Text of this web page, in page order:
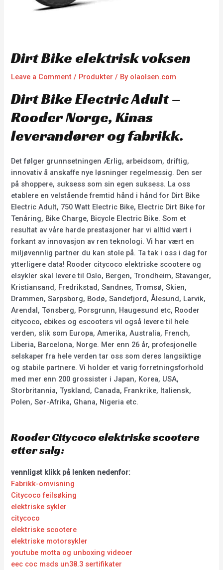
Dirt Bike elektrisk voksen
Leave a Comment / Produkter / By olaolsen.com
Dirt Bike Electric Adult –
Rooder Norge, Kinas
leverandører og fabrikk.
Det følger grunnsetningen Ærlig, arbeidsom, driftig,
innovativ å anskaffe nye løsninger regelmessig. Den ser
på shoppere, suksess som sin egen suksess. La oss
etablere en velstående fremtid hånd i hånd for Dirt Bike
Electric Adult, 750 Watt Electric Bike, Electric Dirt Bike for
Tenåring, Bike Charge, Bicycle Electric Bike. Som et
resultat av våre harde prestasjoner har vi alltid vært i
forkant av innovasjon av ren teknologi. Vi har vært en
miljøvennlig partner du kan stole på. Ta tak i oss i dag for
ytterligere data! Rooder citycoco elektriske scootere og
elsykler skal levere til Oslo, Bergen, Trondheim, Stavanger,
Kristiansand, Fredrikstad, Sandnes, Tromsø, Skien,
Drammen, Sarpsborg, Bodø, Sandefjord, Ålesund, Larvik,
Arendal, Tønsberg, Porsgrunn, Haugesund etc, Rooder
citycoco, ebikes og escooters vil også levere til hele
verden, slik som Europa, Amerika, Australia, French,
Liberia, Barcelona, Norge. Mer enn 26 år, profesjonelle
selskaper fra hele verden tar oss som deres langsiktige
og stabile partnere. Vi holder et varig forretningsforhold
med mer enn 200 grossister i Japan, Korea, USA,
Storbritannia, Tyskland, Canada, Frankrike, Italiensk,
Polen, Sør-Afrika, Ghana, Nigeria etc.
Rooder Citycoco elektriske scootere
etter salg:
vennligst klikk på lenken nedenfor:
Fabrikk-omvisning
Citycoco feilsøking
elektriske sykler
citycoco
elektriske scootere
elektriske motorsykler
youtube motta og unboxing videoer
eec coc msds un38.3 sertifikater